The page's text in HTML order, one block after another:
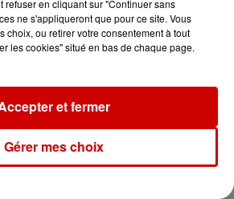
2026
Léon XIV en France : quel
Voir plus
refuser en cliquant sur "Continuer sans
ne s'appliqueront que pour ce site. Vous
choix, ou retirer votre consentement à tout
les cookies" situé en bas de chaque page.
Gérer mes choix
et fermer